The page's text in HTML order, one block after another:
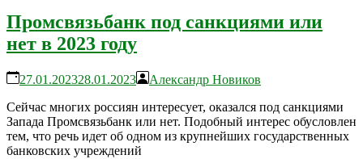
Промсвязьбанк под санкциями или
нет в 2023 году
27.01.202328.01.2023
Александр Новиков
Сейчас многих россиян интересует, оказался под санкциями
Запада Промсвязьбанк или нет. Подобный интерес обусловлен
тем, что речь идет об одном из крупнейших государственных
банковских учреждений